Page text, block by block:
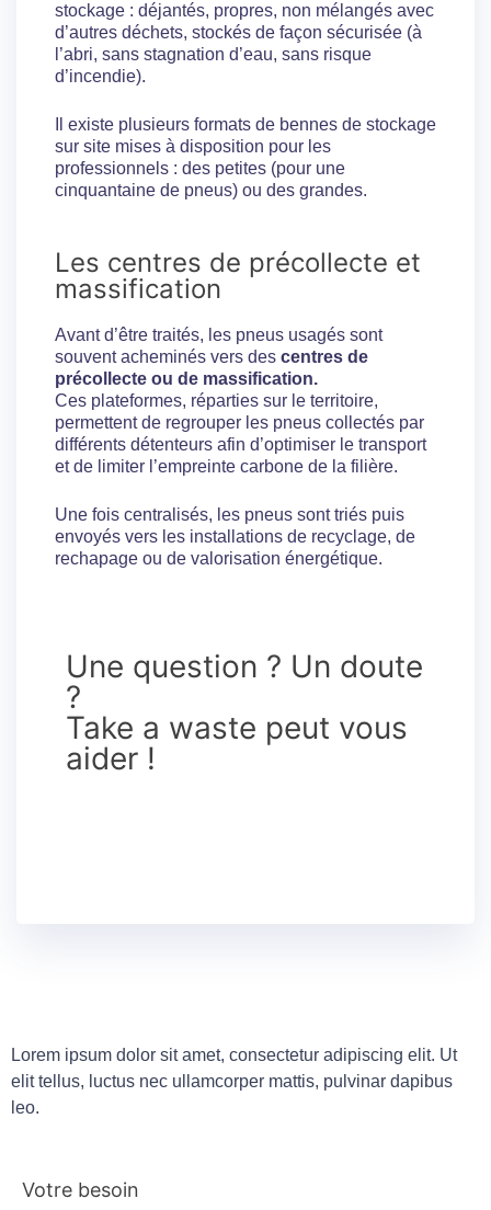
stockage : déjantés, propres, non mélangés avec
d’autres déchets, stockés de façon sécurisée (à
l’abri, sans stagnation d’eau, sans risque
d’incendie).
Il existe plusieurs formats de bennes de stockage
sur site mises à disposition pour les
professionnels : des petites (pour une
cinquantaine de pneus) ou des grandes.
Les centres de précollecte et
massification
Avant d’être traités, les pneus usagés sont
souvent acheminés vers des centres de
précollecte ou de massification.
Ces plateformes, réparties sur le territoire,
permettent de regrouper les pneus collectés par
différents détenteurs afin d’optimiser le transport
et de limiter l’empreinte carbone de la filière.
Une fois centralisés, les pneus sont triés puis
envoyés vers les installations de recyclage, de
rechapage ou de valorisation énergétique.
Une question ? Un doute
?
Take a waste peut vous
aider !
Lorem ipsum dolor sit amet, consectetur adipiscing elit. Ut
elit tellus, luctus nec ullamcorper mattis, pulvinar dapibus
leo.
Votre besoin